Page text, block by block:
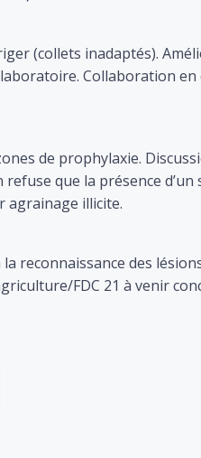
(collets inadaptés).
Collaboration
de prophylaxie.
que la présence
agrainage illicite.
reconnaissance des
FDC 21 à venir